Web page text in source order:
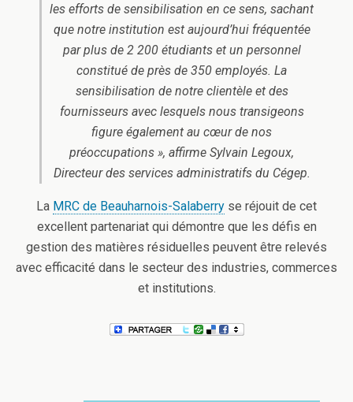
les efforts de sensibilisation en ce sens, sachant
que notre institution est aujourd’hui fréquentée
par plus de 2 200 étudiants et un personnel
constitué de près de 350 employés. La
sensibilisation de notre clientèle et des
fournisseurs avec lesquels nous transigeons
figure également au cœur de nos
préoccupations », affirme Sylvain Legoux,
Directeur des services administratifs du Cégep.
La MRC de Beauharnois-Salaberry se réjouit de cet
excellent partenariat qui démontre que les défis en
gestion des matières résiduelles peuvent être relevés
avec efficacité dans le secteur des industries, commerces
et institutions.